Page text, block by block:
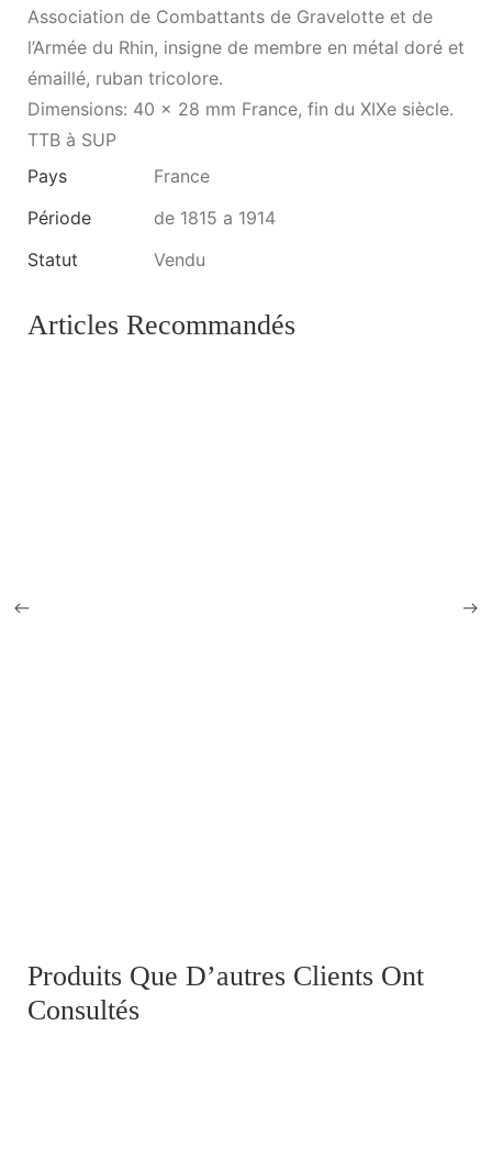
Association de Combattants de Gravelotte et de
l’Armée du Rhin, insigne de membre en métal doré et
émaillé, ruban tricolore.
Dimensions: 40 x 28 mm France, fin du XIXe siècle.
TTB à SUP
Pays
France
Période
de 1815 a 1914
Statut
Vendu
Articles Recommandés
Produits Que D’autres Clients Ont
Consultés